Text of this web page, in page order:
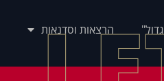
הרצאות וסדנאות